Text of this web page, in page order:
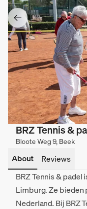
BRZ Tennis &
Bloote Weg 9, Beek
About
Reviews
BRZ Tennis &
Limburg. Ze bieden
Nederland. Bij BRZ